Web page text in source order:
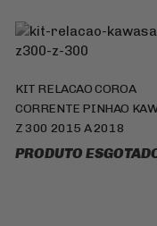
KIT RELACAO COROA
CORRENTE PINHAO
Z 300 2015 A 2018
PRODUTO